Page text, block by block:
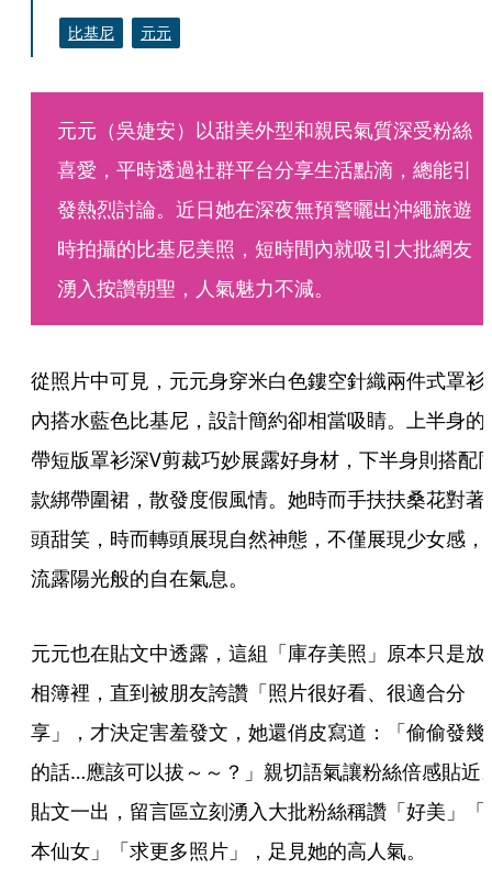
比基尼 元元
元元（吳婕安）以甜美外型和親民氣質深受粉絲
喜愛，平時透過社群平台分享生活點滴，總能引
發熱烈討論。近日她在深夜無預警曬出沖繩旅遊
時拍攝的比基尼美照，短時間內就吸引大批網友
湧入按讚朝聖，人氣魅力不減。
從照片中可見，元元身穿米白色鏤空針織兩件式罩衫
內搭水藍色比基尼，設計簡約卻相當吸睛。上半身的
帶短版罩衫深V剪裁巧妙展露好身材，下半身則搭配
款綁帶圍裙，散發度假風情。她時而手扶扶桑花對著
頭甜笑，時而轉頭展現自然神態，不僅展現少女感，
流露陽光般的自在氣息。
元元也在貼文中透露，這組「庫存美照」原本只是放
相簿裡，直到被朋友誇讚「照片很好看、很適合分
享」，才決定害羞發文，她還俏皮寫道：「偷偷發幾
的話…應該可以拔～～？」親切語氣讓粉絲倍感貼近
貼文一出，留言區立刻湧入大批粉絲稱讚「好美」「
本仙女」「求更多照片」，足見她的高人氣。